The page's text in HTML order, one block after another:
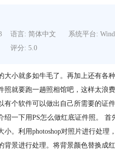
语言: 简体中文
系统平台:
评分: 5.0
大小就多如牛毛了。再加上还有各
照就要跑一趟照相馆吧，这样太浪
有个软件可以做出自己所需要的证
一下用PS怎么做红底证件照。
。利用photoshop对照片进行处理
景进行处理。将背景颜色替换成